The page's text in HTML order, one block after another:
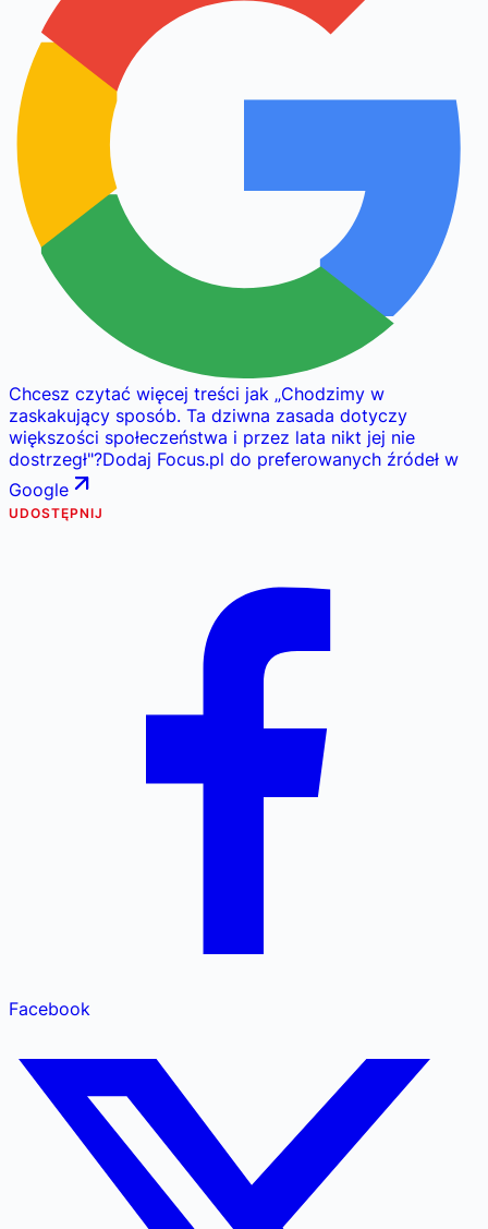
Chcesz czytać więcej treści jak „Chodzimy w
zaskakujący sposób. Ta dziwna zasada dotyczy
większości społeczeństwa i przez lata nikt jej nie
dostrzegł"?Dodaj Focus.pl do preferowanych źródeł w
Google
UDOSTĘPNIJ
Facebook